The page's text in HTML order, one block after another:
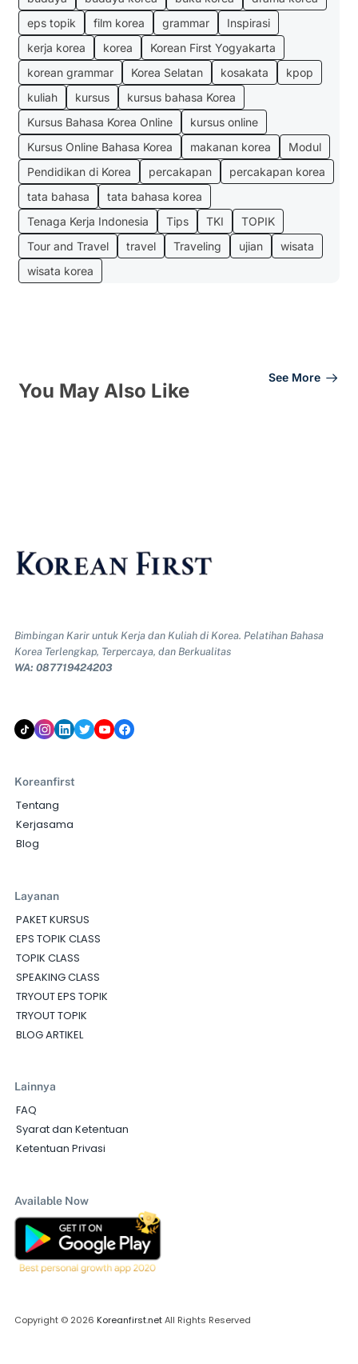
eps topik
film korea grammar
Inspirasi
kerja korea
korea
Korean First Yogyakarta
korean grammar
Korea Selatan kosakata
kpop
kuliah
kursus
kursus bahasa Korea
Kursus Bahasa Korea Online
kursus online
Kursus Online Bahasa Korea
makanan korea
Modul
Pendidikan di Korea
percakapan
percakapan korea
tata bahasa
tata bahasa korea
Tenaga Kerja Indonesia
Tips TKI
TOPIK
Tour and Travel
travel Traveling ujian
wisata
wisata korea
You May Also Like
See More
Bimbingan Karir untuk Kerja dan Kuliah di Korea. Pelatihan Bahasa
Korea Terlengkap, Terpercaya, dan Berkualitas
WA: 087719424203
Koreanfirst
Tentang
Kerjasama
Blog
Layanan
PAKET KURSUS
EPS TOPIK CLASS
TOPIK CLASS
SPEAKING CLASS
TRYOUT EPS TOPIK
TRYOUT TOPIK
BLOG ARTIKEL
Lainnya
FAQ
Syarat dan Ketentuan
Ketentuan Privasi
Available Now
Copyright © 2026 Koreanfirst.netAll Rights Reserved